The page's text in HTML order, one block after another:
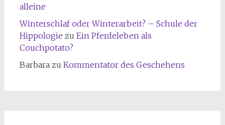
alleine
Winterschlaf oder Winterarbeit? – Schule der
Hippologie zu Ein Pferdeleben als
Couchpotato?
Barbarazu Kommentator des Geschehens